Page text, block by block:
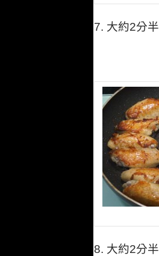
7. 大約2分
8. 大約2分